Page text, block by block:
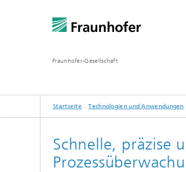
Fraunhofer-Gesellschaft
FRAUNHOFER-GESCHÄFTSBEREICH
TECHNOLOGIEN UND
Startseite Technologien und Anwendungen
Schnelle, präzise